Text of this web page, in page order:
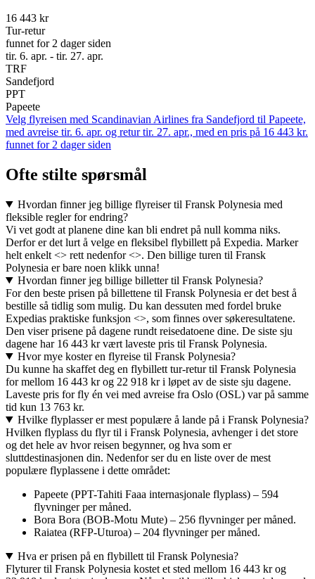
16 443 kr
Tur-retur
funnet for 2 dager siden
tir. 6. apr. - tir. 27. apr.
TRF
Sandefjord
PPT
Papeete
Velg flyreisen med Scandinavian Airlines fra Sandefjord til Papeete,
med avreise tir. 6. apr. og retur tir. 27. apr., med en pris på 16 443 kr.
funnet for 2 dager siden
Ofte stilte spørsmål
Hvordan finner jeg billige flyreiser til Fransk Polynesia med
fleksible regler for endring?
Vi vet godt at planene dine kan bli endret på null komma niks.
Derfor er det lurt å velge en fleksibel flybillett på Expedia. Marker
helt enkelt <> rett nedenfor <>. Den billige turen til Fransk
Polynesia er bare noen klikk unna!
Hvordan finner jeg billige billetter til Fransk Polynesia?
For den beste prisen på billettene til Fransk Polynesia er det best å
bestille så tidlig som mulig. Du kan dessuten med fordel bruke
Expedias praktiske funksjon <>, som finnes over søkeresultatene.
Den viser prisene på dagene rundt reisedatoene dine. De siste sju
dagene har 16 443 kr vært laveste pris til Fransk Polynesia.
Hvor mye koster en flyreise til Fransk Polynesia?
Du kunne ha skaffet deg en flybillett tur-retur til Fransk Polynesia
for mellom 16 443 kr og 22 918 kr i løpet av de siste sju dagene.
Laveste pris for fly én vei med avreise fra Oslo (OSL) var på samme
tid kun 13 763 kr.
Hvilke flyplasser er mest populære å lande på i Fransk Polynesia?
Hvilken flyplass du flyr til i Fransk Polynesia, avhenger i det store
og det hele av hvor reisen begynner, og hva som er
sluttdestinasjonen din. Nedenfor ser du en liste over de mest
populære flyplassene i dette området:
Papeete (PPT-Tahiti Faaa internasjonale flyplass) – 594
flyvninger per måned.
Bora Bora (BOB-Motu Mute) – 256 flyvninger per måned.
Raiatea (RFP-Uturoa) – 204 flyvninger per måned.
Hva er prisen på en flybillett til Fransk Polynesia?
Flyturer til Fransk Polynesia kostet et sted mellom 16 443 kr og